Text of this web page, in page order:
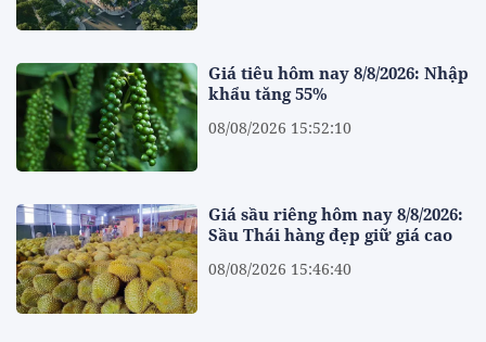
Giá tiêu hôm nay 8/8/2026: Nhập
khẩu tăng 55%
08/08/2026 15:52:10
Giá sầu riêng hôm nay 8/8/2026:
Sầu Thái hàng đẹp giữ giá cao
08/08/2026 15:46:40